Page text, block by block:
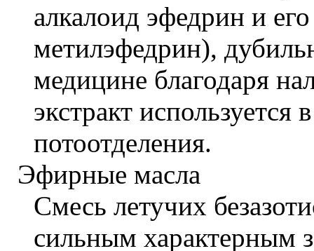
алкалоид эфедрин и
метилэфедрин),
медицине благодаря
экстракт
потоотделения.
Эфирные масла
Смесь летучих
сильным характерным